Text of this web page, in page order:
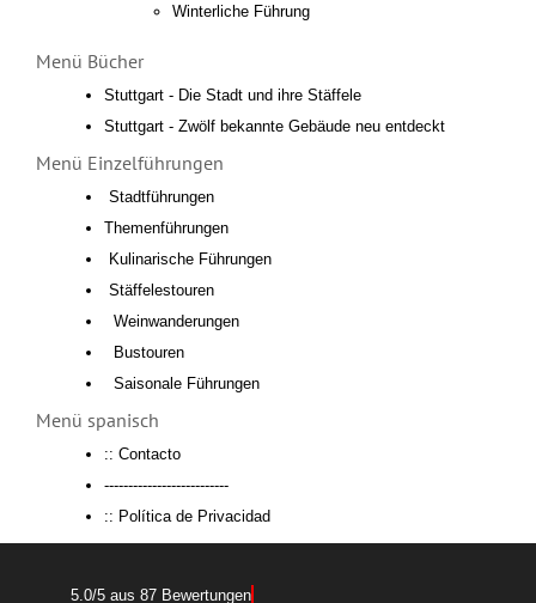
Winterliche Führung
Menü Bücher
Stuttgart - Die Stadt und ihre Stäffele
Stuttgart - Zwölf bekannte Gebäude neu entdeckt
Menü Einzelführungen
Stadtführungen
Themenführungen
Kulinarische Führungen
Stäffelestouren
Weinwanderungen
Bustouren
Saisonale Führungen
Menü spanisch
:: Contacto
--------------------------
:: Política de Privacidad
5.0/5 aus 87Bewertungen